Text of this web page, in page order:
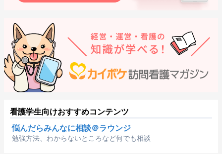
看護学生向けおすすめコンテンツ
悩んだらみんなに相談＠ラウンジ
勉強方法、わからないところなど何でも相談